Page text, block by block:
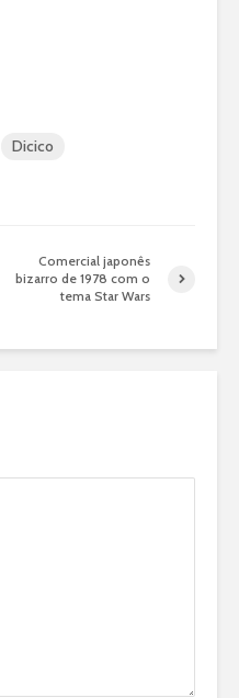
Dicico
Comercial japonês
bizarro de 1978 com o
tema Star Wars